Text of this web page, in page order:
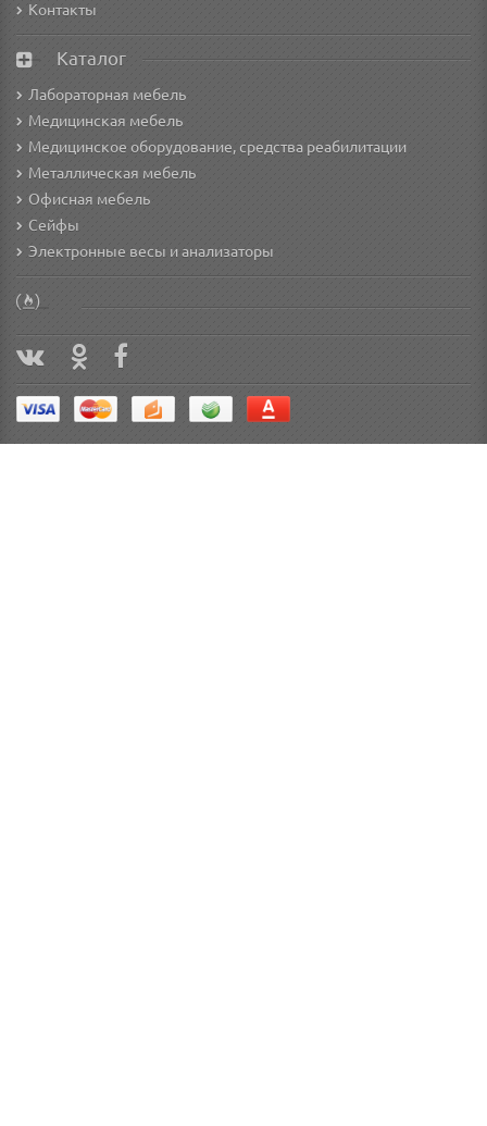
Контакты
Каталог
Лабораторная мебель
Медицинская мебель
Медицинское оборудование, средства реабилитации
Металлическая мебель
Офисная мебель
Сейфы
Электронные весы и анализаторы